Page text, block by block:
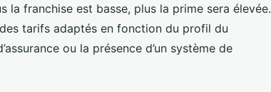
la franchise est basse, plus la prime sera élevée.
tarifs adaptés en fonction du profil du
ou la présence d’un système de